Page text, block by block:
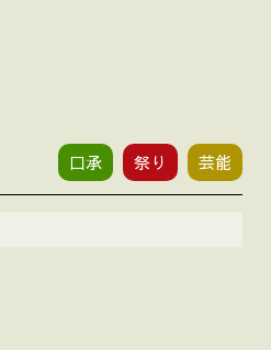
口承 祭り 芸能